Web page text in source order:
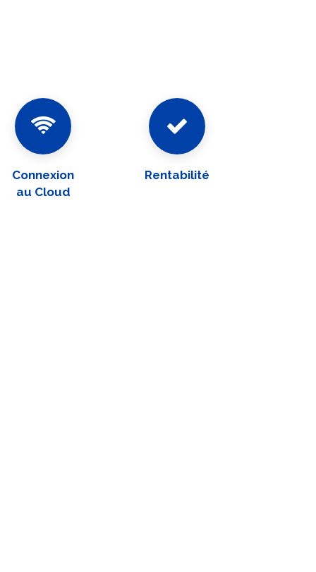
Connexion
au Cloud
Rentabilité